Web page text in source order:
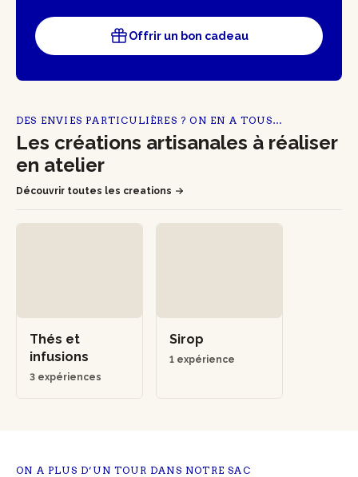
Offrir un bon cadeau
DES ENVIES PARTICULIÈRES ? ON EN A TOUS…
Les créations artisanales à réaliser
en atelier
Découvrir toutes les creations
Thés et
infusions
3 expériences
Sirop
1 expérience
ON A PLUS D’UN TOUR DANS NOTRE SAC